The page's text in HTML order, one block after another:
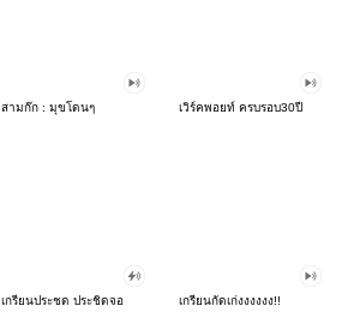
สามก๊ก : มุขโดนๆ เวิร์คพอยท์ ครบรอบ30ปี
เกรียนประชด ประชิดจอ เกรียนกัดเก่งงงงงง!!